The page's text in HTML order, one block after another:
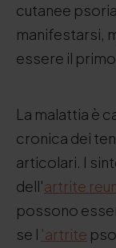
cutanee
manifestarsi,
essere il primo
La malattia è
cronica dei
articolari. I
dell'artrite
possono
se l 'artrite